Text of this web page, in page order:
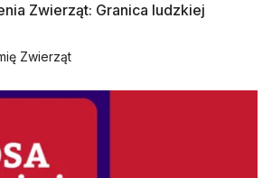
Zwierząt: Granica ludzkiej
Zwierząt